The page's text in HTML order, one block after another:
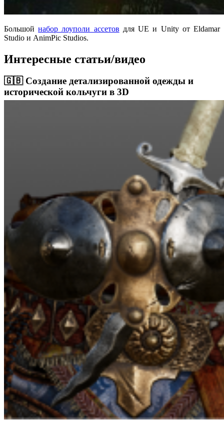
Большойнабор лоуполи ассетов для UE и Unity от Eldamar
Studio и AnimPic Studios.
Интересные статьи/видео
🇬🇧 Создание детализированной одежды и
исторической кольчуги в 3D